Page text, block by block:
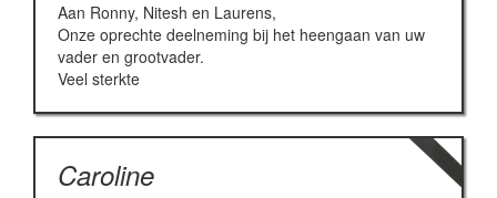
Aan Ronny, Nitesh en Laurens,
Onze oprechte deelneming bij het heengaan van uw
vader en grootvader.
Veel sterkte
Caroline